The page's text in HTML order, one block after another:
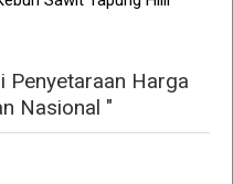
Penyetaraan Harga
Nasional "